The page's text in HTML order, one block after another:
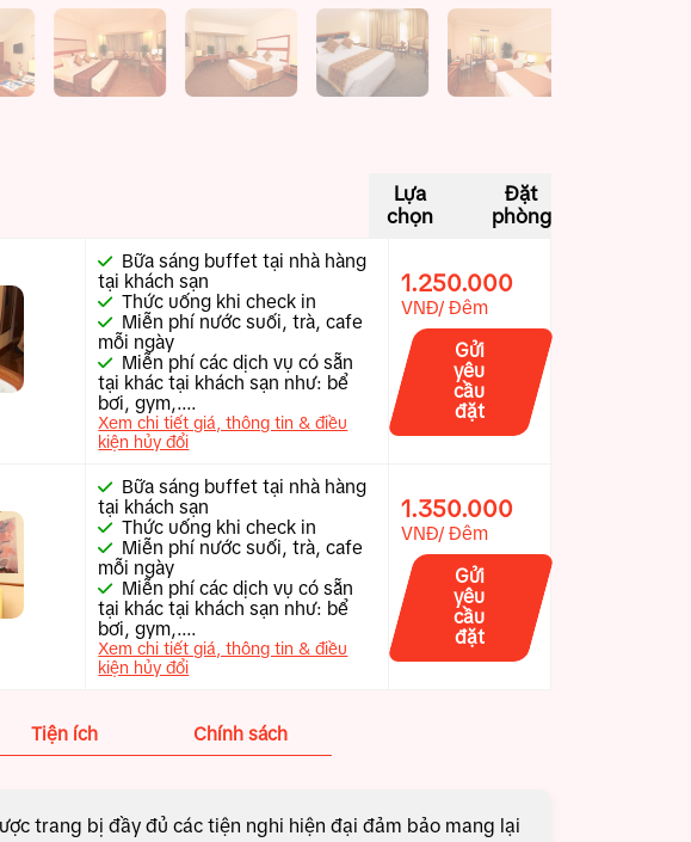
Lựa
chọn
Đặt
phòng
Bữa sáng buffet tại nhà hàng
tại khách sạn
Thức uống khi check in
Miễn phí nước suối, trà, cafe
mỗi ngày
Miễn phí các dịch vụ có sẵn
tại khác tại khách sạn như: bể
bơi, gym,....
Xem chi tiết giá, thông tin & điều
kiện hủy đổi
1.250.000
VNĐ/ Đêm
Gửi
yêu
cầu
đặt
Bữa sáng buffet tại nhà hàng
tại khách sạn
Thức uống khi check in
Miễn phí nước suối, trà, cafe
mỗi ngày
Miễn phí các dịch vụ có sẵn
tại khác tại khách sạn như: bể
bơi, gym,....
Xem chi tiết giá, thông tin & điều
kiện hủy đổi
1.350.000
VNĐ/ Đêm
Gửi
yêu
cầu
đặt
Tiện ích Chính sách
trang bị đầy đủ các tiện nghi hiện đại đảm bảo mang lại